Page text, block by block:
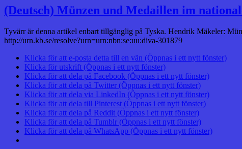
(Deutsch) Münzen und Medaillen im
Tyvärr är denna artikel enbart tillgänglig på Tyska. Hendrik Mäkeler:
http://urn.kb.se/resolve?urn=urn:nbn:se:uu:diva-301879
Klicka för att e-posta detta till en vän (Öppnas i ett nytt fönster)
Klicka för utskrift (Öppnas i ett nytt fönster)
Klicka för att dela på Facebook (Öppnas i ett nytt fönster)
Klicka för att dela på Twitter (Öppnas i ett nytt fönster)
Klicka för att dela via LinkedIn (Öppnas i ett nytt fönster)
Klicka för att dela till Pinterest (Öppnas i ett nytt fönster)
Klicka för att dela på Reddit (Öppnas i ett nytt fönster)
Klicka för att dela på Tumblr (Öppnas i ett nytt fönster)
Klicka för att dela på WhatsApp (Öppnas i ett nytt fönster)